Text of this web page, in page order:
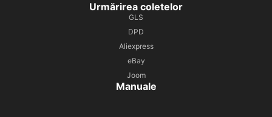
Urmărirea coletelor
GLS
DPD
Aliexpress
eBay
Joom
Manuale